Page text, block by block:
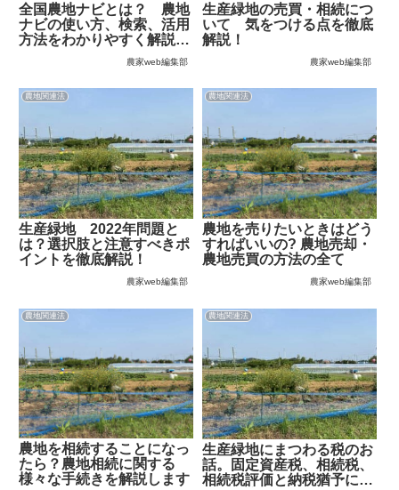
全国農地ナビとは？ 農地
ナビの使い方、検索、活用
方法をわかりやすく解説し
農家web編集部
生産緑地の売買・相続につ
いて 気をつける点を徹底
解説！
農家web編集部
農地関連法
生産緑地 2022年問題と
は？選択肢と注意すべきポ
イントを徹底解説！
農家web編集部
農地関連法
農地を売りたいときはどう
すればいいの? 農地売却・
農地売買の方法の全て
農家web編集部
農地関連法
農地を相続することになっ
たら？農地相続に関する
様々な手続きを解説します
農地関連法
生産緑地にまつわる税のお
話。固定資産税、相続税、
相続税評価と納税猶予につ